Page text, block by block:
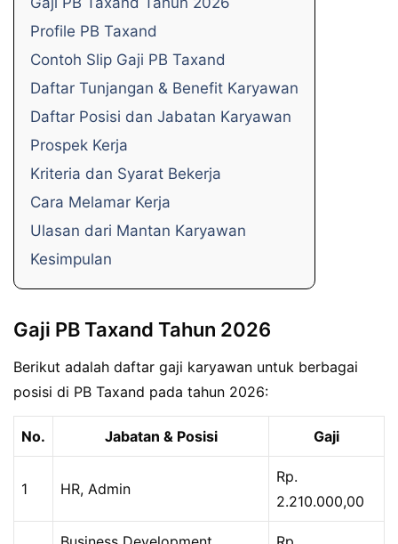
Profile PB Taxand
Contoh Slip Gaji PB Taxand
Daftar Tunjangan & Benefit Karyawan
Daftar Posisi dan Jabatan Karyawan
Prospek Kerja
Kriteria dan Syarat Bekerja
Cara Melamar Kerja
Ulasan dari Mantan Karyawan
Kesimpulan
Gaji PB Taxand Tahun 2026
Berikut adalah daftar gaji karyawan untuk berbagai
posisi di PB Taxand pada tahun 2026:
No. Jabatan & Posisi Gaji
1 HR, Admin
Rp.
2.210.000,00